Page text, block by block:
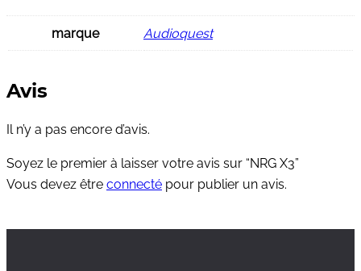
marque Audioquest
Avis
Il n’y a pas encore d’avis.
Soyez le premier à laisser votre avis sur “NRG X3”
Vous devez être connecté pour publier un avis.